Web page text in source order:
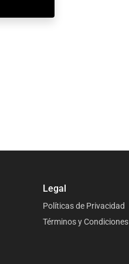
Legal
Políticas de Privacidad
Términos y Condiciones